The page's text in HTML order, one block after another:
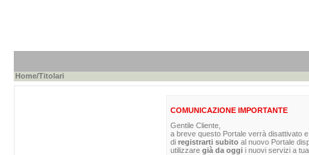
Home/Titolari
COMUNICAZIONE IMPORTANTE
Gentile Cliente,
a breve questo Portale verrà disattivato
diregistrarti subitoal nuovo Portale
utilizzare già da oggii nuovi servizi a